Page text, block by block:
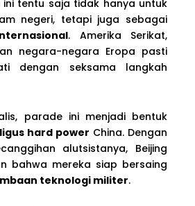
ini tentu saja tidak hanya untuk
negeri, tetapi juga sebagai
. Amerika Serikat,
negara-negara Eropa pasti
dengan seksama langkah
parade ini menjadi bentuk
hard power China. Dengan
alutsistanya, Beijing
bahwa mereka siap bersaing
teknologi militer.